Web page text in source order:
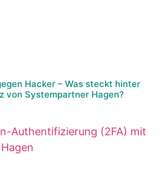
Hacker – Was steckt hinter
von Systempartner Hagen?